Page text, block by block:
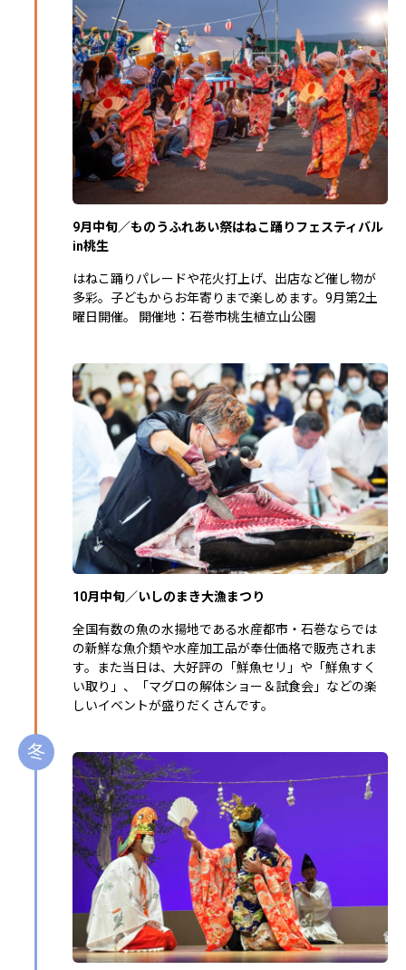
9月中旬／ものうふれあい祭はねこ踊りフェスティバル
in桃生
はねこ踊りパレードや花火打上げ、出店など催し物が
多彩。子どもからお年寄りまで楽しめます。9月第2土
曜日開催。 開催地：石巻市桃生植立山公園
10月中旬／いしのまき大漁まつり
全国有数の魚の水揚地である水産都市・石巻ならでは
の新鮮な魚介類や水産加工品が奉仕価格で販売されま
す。また当日は、大好評の「鮮魚セリ」や「鮮魚すく
い取り」、「マグロの解体ショー＆試食会」などの楽
しいイベントが盛りだくさんです。
冬